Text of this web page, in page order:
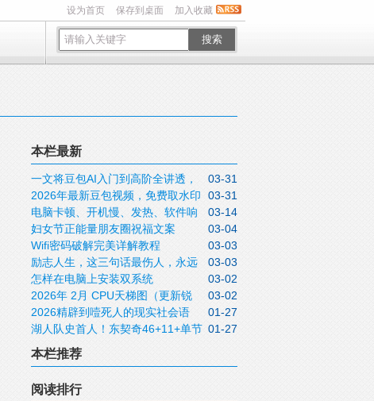
设为首页 保存到桌面 加入收藏
搜索
本栏最新
03-31
一文将豆包AI入门到高阶全讲透，
收藏待用
03-31
2026年最新豆包视频，免费取水印
方法实操指南
03-14
电脑卡顿、开机慢、发热、软件响
应迟钝怎么办？关闭这5个设置不用重装，
这些问题全可解决
03-04
妇女节正能量朋友圈祝福文案
2026三月八日女神节说说带非常漂亮的女
神节图片
03-03
Wifi密码破解完美详解教程
03-03
励志人生，这三句话最伤人，永远
不要说！
03-02
怎样在电脑上安装双系统
03-02
2026年 2月 CPU天梯图（更新锐
龙9 9950X3D）
01-27
2026精辟到噎死人的现实社会语
录，句句道尽人性
01-27
湖人队史首人！东契奇46+11+单节
20分拒逆转
本栏推荐
阅读排行